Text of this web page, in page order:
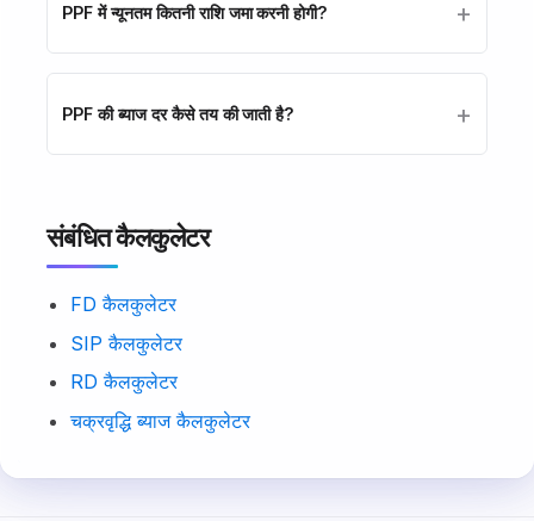
PPF में न्यूनतम कितनी राशि जमा करनी होगी?
PPF की ब्याज दर कैसे तय की जाती है?
संबंधित कैलकुलेटर
FD कैलकुलेटर
SIP कैलकुलेटर
RD कैलकुलेटर
चक्रवृद्धि ब्याज कैलकुलेटर